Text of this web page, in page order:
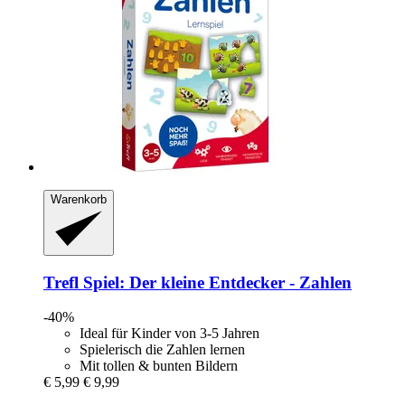
Warenkorb
Trefl Spiel: Der kleine Entdecker -​ Zahlen
-40%
Ideal für Kinder von 3-5 Jahren
Spielerisch die Zahlen lernen
Mit tollen & bunten Bildern
€ 5,99 € 9,99